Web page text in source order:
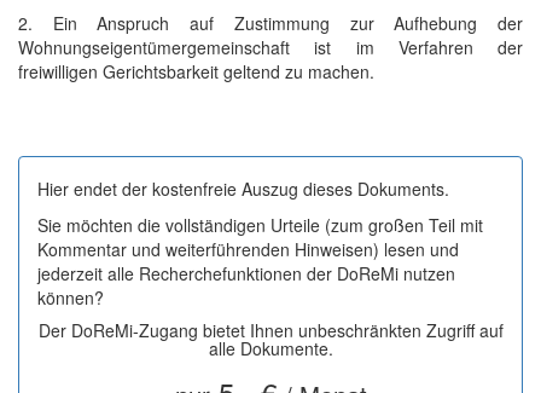
2. Ein Anspruch auf Zustimmung zur Aufhebung der
Wohnungseigentümergemeinschaft ist im Verfahren der
freiwilligen Gerichtsbarkeit geltend zu machen.
Hier endet der kostenfreie Auszug dieses Dokuments.
Sie möchten die vollständigen Urteile (zum großen Teil mit
Kommentar und weiterführenden Hinweisen) lesen und
jederzeit alle Recherchefunktionen der DoReMi nutzen
können?
Der DoReMi-Zugang bietet Ihnen unbeschränkten Zugriff auf
alle Dokumente.